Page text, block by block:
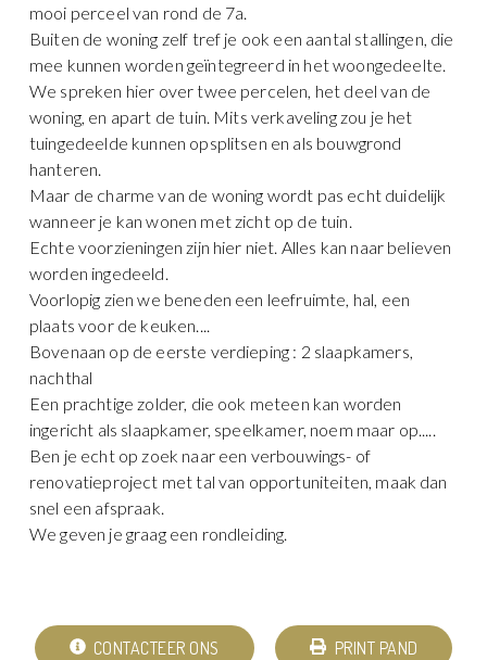
mooi perceel van rond de 7a.
Buiten de woning zelf tref je ook een aantal stallingen, die
mee kunnen worden geïntegreerd in het woongedeelte.
We spreken hier over twee percelen, het deel van de
woning, en apart de tuin. Mits verkaveling zou je het
tuingedeelde kunnen opsplitsen en als bouwgrond
hanteren.
Maar de charme van de woning wordt pas echt duidelijk
wanneer je kan wonen met zicht op de tuin.
Echte voorzieningen zijn hier niet. Alles kan naar believen
worden ingedeeld.
Voorlopig zien we beneden een leefruimte, hal, een
plaats voor de keuken....
Bovenaan op de eerste verdieping : 2 slaapkamers,
nachthal
Een prachtige zolder, die ook meteen kan worden
ingericht als slaapkamer, speelkamer, noem maar op.....
Ben je echt op zoek naar een verbouwings- of
renovatieproject met tal van opportuniteiten, maak dan
snel een afspraak.
We geven je graag een rondleiding.
CONTACTEER ONS PRINT PAND